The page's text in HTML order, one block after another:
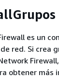
es un
red. Si crea
obtener más